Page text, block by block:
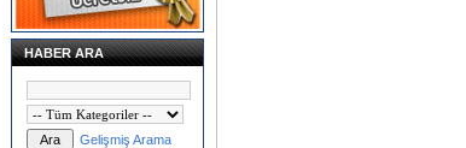
HABER ARA
Gelişmiş Arama